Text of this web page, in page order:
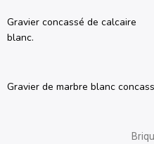
Gravier concassé de calcaire
blanc.
Gravier de marbre blanc